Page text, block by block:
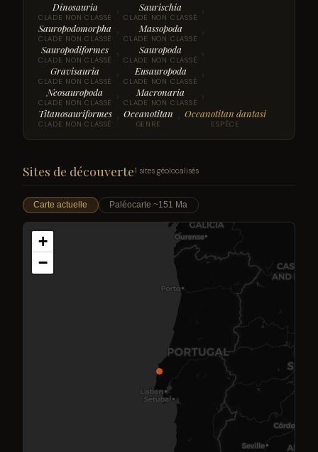
Dinosauria
CLADE NON CLASSÉ › Saurischia
CLADE NON CLASSÉ ›
Sauropodomorpha
CLADE NON CLASSÉ › Massopoda
CLADE NON CLASSÉ ›
Sauropodiformes
CLADE NON CLASSÉ › Sauropoda
CLADE NON CLASSÉ ›
Gravisauria
CLADE NON CLASSÉ › Eusauropoda
CLADE NON CLASSÉ ›
Neosauropoda
CLADE NON CLASSÉ › Macronaria
CLADE NON CLASSÉ ›
Titanosauriformes
CLADE NON CLASSÉ › Oceanotitan
GENRE › Oceanotitan dantasi
ESPÈCE
Sites de découverte1 sites géolocalisés
Carte actuelle Paléocarte ~151 Ma
+
−